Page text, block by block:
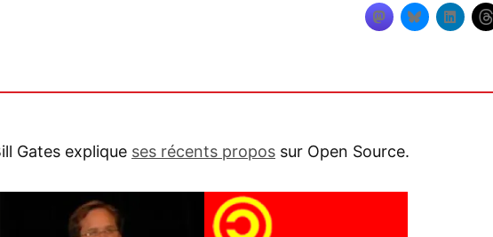
Gates explique ses récents propos sur Open Source.